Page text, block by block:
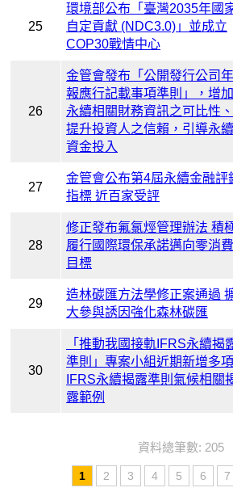
25
環境部公布「臺灣2035年國
自定貢獻 (NDC3.0)」並成立
COP30戰情中心
26
金管會發布「公開發行公司年
報應行記載事項準則」，增加
永續相關財務資訊之可比性、
提升投資人之信賴，引導永續
資金投入
27
金管會公布第4屆永續金融評
指標 近百家受評
28
修正發布氟氯烴管理辦法 積
履行國際環保承諾邁向零消費
目標
29
造林碳匯方法學修正案通過
大參與誘因強化森林碳匯
30
「推動我國接軌IFRS永續揭
準則」專案小組近期新增多項
IFRS永續揭露準則氣候相關
露範例
資料總筆數: 205
1 2 3 4 5 6 7